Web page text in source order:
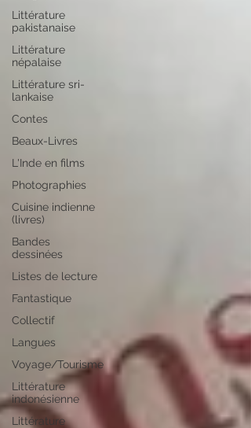
Littérature
pakistanaise
Littérature
népalaise
Littérature sri-
lankaise
Contes
Beaux-Livres
L'Inde en films
Photographies
Cuisine indienne
(livres)
Bandes
dessinées
Listes de lecture
Fantastique
Collectif
Langues
Voyage/Tourisme
Littérature
indonésienne
Littérature